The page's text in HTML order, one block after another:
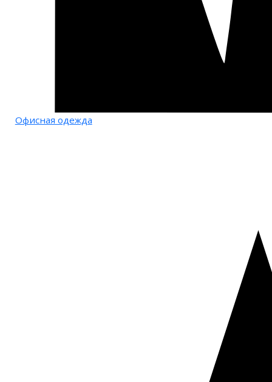
Офисная одежда